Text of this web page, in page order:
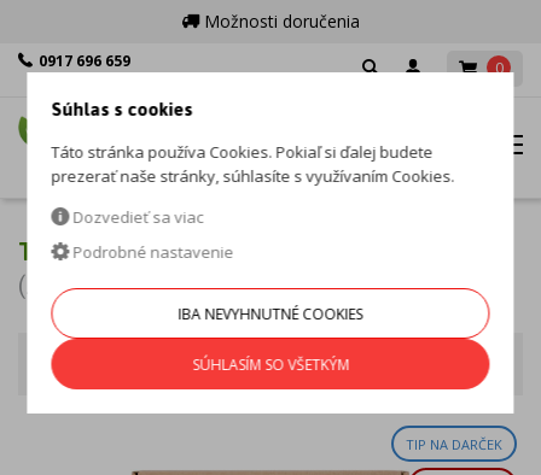
Možnosti doručenia
0917 696 659
Po - Pia: 8:00 - 16:00
0
TIP NA DARČEK
(26 produktov)
Zoradiť podľa
TIP NA DARČEK
Súhlas s cookies
Táto stránka používa Cookies. Pokiaľ si ďalej budete
prezerať naše stránky, súhlasíte s využívaním Cookies.
Dozvedieť sa viac
Podrobné nastavenie
IBA NEVYHNUTNÉ COOKIES
SÚHLASÍM SO VŠETKÝM